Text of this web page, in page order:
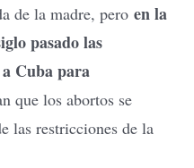
de la madre, pero en la
pasado las
Cuba para
que los abortos se
las restricciones de la